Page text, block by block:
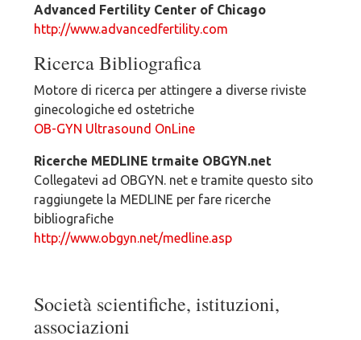
Advanced Fertility Center of Chicago
http://www.advancedfertility.com
Ricerca Bibliografica
Motore di ricerca per attingere a diverse riviste
ginecologiche ed ostetriche
OB-GYN Ultrasound OnLine
Ricerche MEDLINE trmaite OBGYN.net
Collegatevi ad OBGYN. net e tramite questo sito
raggiungete la MEDLINE per fare ricerche
bibliografiche
http://www.obgyn.net/medline.asp
Società scientifiche, istituzioni,
associazioni